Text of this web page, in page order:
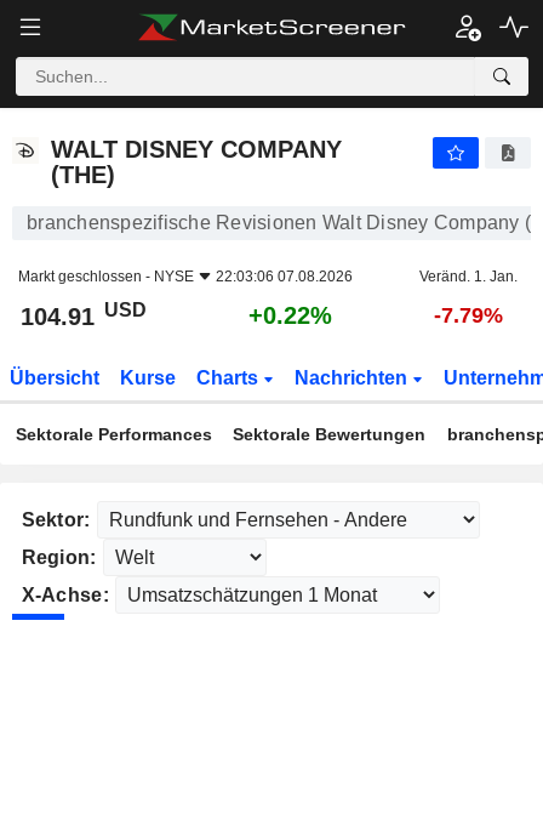
WALT DISNEY COMPANY
(THE)
branchenspezifische Revisionen Walt Disney Company
Markt geschlossen - NYSE 22:03:06 07.08.2026 Veränd. 1. Jan.
104.91 USD +0.22% -7.79%
Übersicht Kurse Charts Nachrichten
Sektorale Performances Sektorale Bewertungen
Sektor:
Region:
X-Achse: